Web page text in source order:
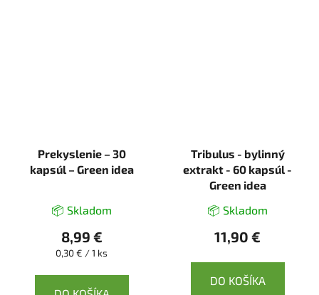
Prekyslenie – 30
kapsúl – Green idea
📦 Skladom
8,99 €
Jednotková
0,30 € / 1 ks
Tribulus - bylinný
extrakt - 60 kapsúl -
Green idea
📦 Skladom
11,90 €
DO KOŠÍKA